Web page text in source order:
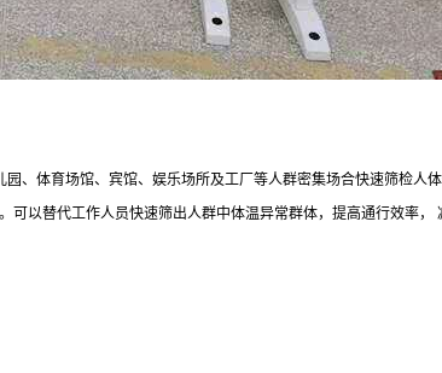
、体育场馆、宾馆、娱乐场所及工厂等人群密集场合快速筛检人体
可以替代工作人员快速筛出人群中体温异常群体，提高通行效率，